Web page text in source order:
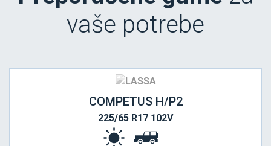
vaše potrebe
COMPETUS H/P2
225/65 R17 102V